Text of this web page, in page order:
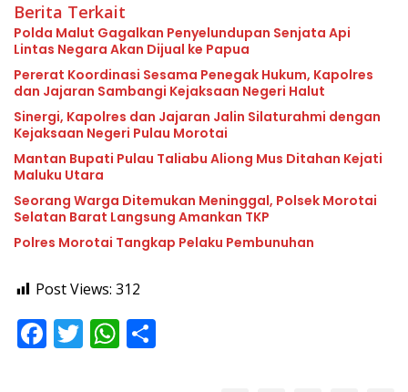
Berita Terkait
Polda Malut Gagalkan Penyelundupan Senjata Api
Lintas Negara Akan Dijual ke Papua
Pererat Koordinasi Sesama Penegak Hukum, Kapolres
dan Jajaran Sambangi Kejaksaan Negeri Halut
Sinergi, Kapolres dan Jajaran Jalin Silaturahmi dengan
Kejaksaan Negeri Pulau Morotai
Mantan Bupati Pulau Taliabu Aliong Mus Ditahan Kejati
Maluku Utara
Seorang Warga Ditemukan Meninggal, Polsek Morotai
Selatan Barat Langsung Amankan TKP
Polres Morotai Tangkap Pelaku Pembunuhan
Post Views: 312
F T W